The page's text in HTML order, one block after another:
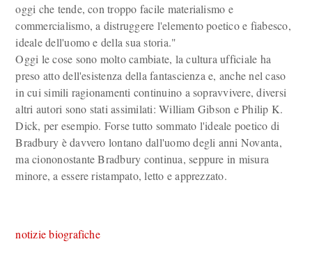
oggi che tende, con troppo facile materialismo e
commercialismo, a distruggere l'elemento poetico e fiabesco,
ideale dell'uomo e della sua storia."
Oggi le cose sono molto cambiate, la cultura ufficiale ha
preso atto dell'esistenza della fantascienza e, anche nel caso
in cui simili ragionamenti continuino a sopravvivere, diversi
altri autori sono stati assimilati: William Gibson e Philip K.
Dick, per esempio. Forse tutto sommato l'ideale poetico di
Bradbury è davvero lontano dall'uomo degli anni Novanta,
ma ciononostante Bradbury continua, seppure in misura
minore, a essere ristampato, letto e apprezzato.
notizie biografiche